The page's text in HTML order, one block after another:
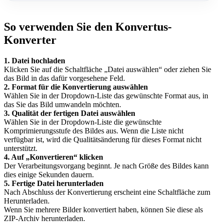
So verwenden Sie den Konvertus-
Konverter
1. Datei hochladen
Klicken Sie auf die Schaltfläche „Datei auswählen“ oder ziehen Sie
das Bild in das dafür vorgesehene Feld.
2. Format für die Konvertierung auswählen
Wählen Sie in der Dropdown-Liste das gewünschte Format aus, in
das Sie das Bild umwandeln möchten.
3. Qualität der fertigen Datei auswählen
Wählen Sie in der Dropdown-Liste die gewünschte
Komprimierungsstufe des Bildes aus. Wenn die Liste nicht
verfügbar ist, wird die Qualitätsänderung für dieses Format nicht
unterstützt.
4. Auf „Konvertieren“ klicken
Der Verarbeitungsvorgang beginnt. Je nach Größe des Bildes kann
dies einige Sekunden dauern.
5. Fertige Datei herunterladen
Nach Abschluss der Konvertierung erscheint eine Schaltfläche zum
Herunterladen.
Wenn Sie mehrere Bilder konvertiert haben, können Sie diese als
ZIP-Archiv herunterladen.